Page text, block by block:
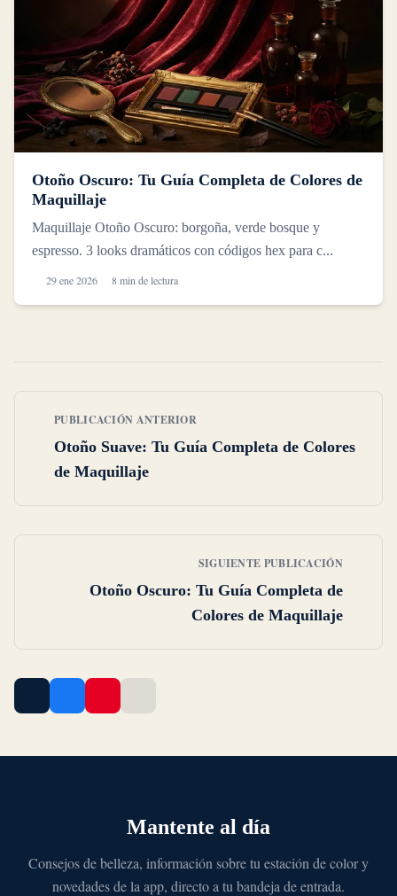
Otoño Oscuro: Tu Guía Completa de Colores de
Maquillaje
Maquillaje Otoño Oscuro: borgoña, verde bosque y
espresso. 3 looks dramáticos con códigos hex para c...
29 ene 2026 8 min de lectura
PUBLICACIÓN ANTERIOR
Otoño Suave: Tu Guía Completa de Colores
de Maquillaje
SIGUIENTE PUBLICACIÓN
Otoño Oscuro: Tu Guía Completa de
Colores de Maquillaje
Mantente al día
Consejos de belleza, información sobre tu estación de color y
novedades de la app, directo a tu bandeja de entrada.